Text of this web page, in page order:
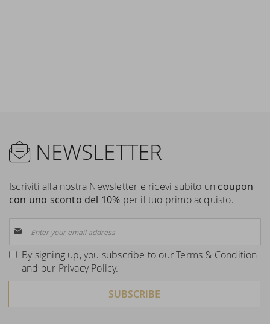
NEWSLETTER
Iscriviti alla nostra Newsletter e ricevi subito un coupon
con uno sconto del 10% per il tuo primo acquisto.
Up
for
Our
By signing up, you subscribe to ourTerms & Condition
and our Privacy Policy.
SUBSCRIBE